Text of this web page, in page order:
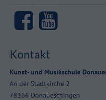
Kontakt
Kunst- und Musikschule
An der Stadtkirche 2
78166 Donaueschingen